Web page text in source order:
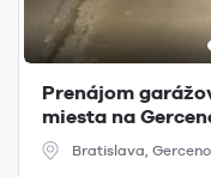
Prenájom
miesta na
Bratislava,